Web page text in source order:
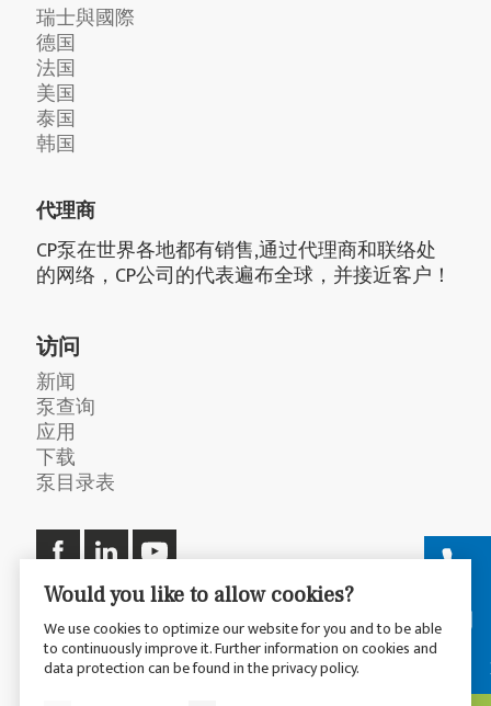
瑞士與國際
德国
法国
美国
泰国
韩国
代理商
CP泵在世界各地都有销售,通过代理商和联络处
的网络，CP公司的代表遍布全球，并接近客户！
访问
新闻
泵查询
应用
下载
泵目录表
© 2026 CP Pumpen AG
隐私政策
Would you like to allow cookies?
We use cookies to optimize our website for you and to be able
to continuously improve it. Further information on cookies and
data protection can be found in the privacy policy.